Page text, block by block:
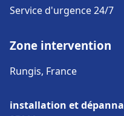
Service d'urgence 24/7
Zone intervention
Rungis, France
installation et